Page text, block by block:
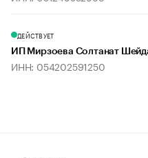
ДЕЙСТВУЕТ
ИП Мирзоева Солтанат
ИНН: 054202591250